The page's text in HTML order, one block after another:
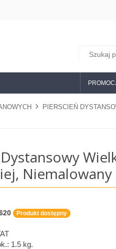
PIERSCIEŃ
Niemalowany
Produkt dostępny
1.5 kg.